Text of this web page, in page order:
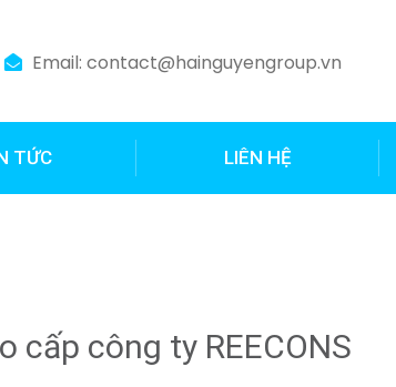
Email: contact@hainguyengroup.vn
TỨC LIÊN HỆ
cấp công ty REECONS